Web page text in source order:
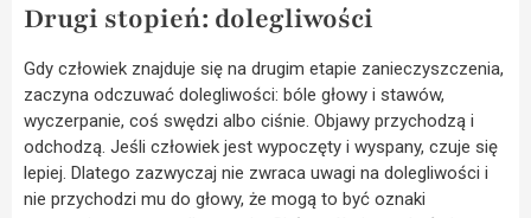
Drugi stopień: dolegliwości
Gdy człowiek znajduje się na drugim etapie zanieczyszczenia,
zaczyna odczuwać dolegliwości: bóle głowy i stawów,
wyczerpanie, coś swędzi albo ciśnie. Objawy przychodzą i
odchodzą. Jeśli człowiek jest wypoczęty i wyspany, czuje się
lepiej. Dlatego zazwyczaj nie zwraca uwagi na dolegliwości i
nie przychodzi mu do głowy, że mogą to być oznaki